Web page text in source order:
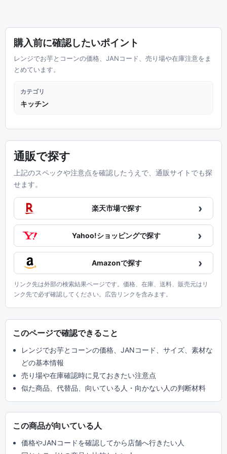
購入前に確認したいポイント
レンジでお芋とコーンの価格、JANコード、売り場や在庫注意をま
とめています。
カテゴリ
キッチン
通販で探す
上記のスペックや注意点を確認したうえで、通販サイトでも探
せます。
楽天市場で探す ›
Yahoo!ショッピングで探す ›
Amazonで探す ›
リンク先は外部の検索結果ページです。価格、在庫、送料、販売元はリ
ンク先で必ず確認してください。広告リンクを含みます。
このページで確認できること
レンジでお芋とコーンの価格、JANコード、サイズ、素材な
どの基本情報
売り場や在庫確認時に見ておきたい注意点
似た商品、代替品、向いている人・向かない人の判断材料
この商品が向いている人
価格やJANコードを確認してから店舗へ行きたい人